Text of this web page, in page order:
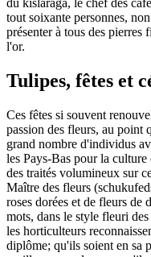
du kislaraga, le chef des
tout soixante personnes,
présenter à tous des pierres
l'or.
Tulipes, fêtes et
Ces fêtes si souvent
passion des fleurs, au point
grand nombre d'individus
les Pays-Bas pour la
des traités volumineux sur
Maître des fleurs
roses dorées et de fleurs de
mots, dans le style fleuri
les horticulteurs
diplôme; qu'ils soient en sa